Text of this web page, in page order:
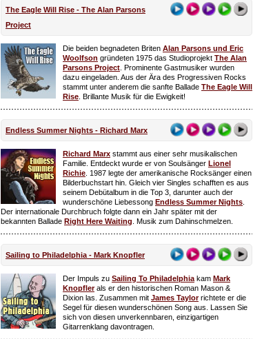
The Eagle Will Rise - The Alan Parsons
Project
Die beiden begnadeten Briten Alan Parsons und Eric
Woolfson gründeten 1975 das Studioprojekt The Alan
Parsons Project . Prominente Gastmusiker wurden
dazu eingeladen. Aus der Ära des Progressiven Rocks
stammt unter anderem die sanfte Ballade The Eagle Will
Rise . Brillante Musik für die Ewigkeit!
Endless Summer Nights - Richard Marx
Richard Marx stammt aus einer sehr musikalischen
Familie. Entdeckt wurde er von Soulsänger Lionel
Richie . 1987 legte der amerikanische Rocksänger einen
Bilderbuchstart hin. Gleich vier Singles schafften es aus
seinem Debütalbum in die Top 3, darunter auch der
wunderschöne Liebessong Endless Summer Nights
Der internationale Durchbruch folgte dann ein Jahr später mit der
bekannten Ballade Right Here Waiting . Musik zum Dahinschmelzen.
Sailing to Philadelphia - Mark Knopfler
Der Impuls zu Sailing To Philadelphia kam Mark
Knopfler als er den historischen Roman Mason &
Dixion las. Zusammen mit James Taylorrichtete er die
Segel für diesen wunderschönen Song aus. Lassen Sie
sich von diesen unverkennbaren, einzigartigen
Gitarrenklang davontragen.